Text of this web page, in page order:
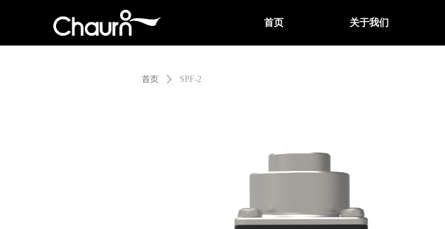
首页 关于我们
首页 ꄲ SPF-2